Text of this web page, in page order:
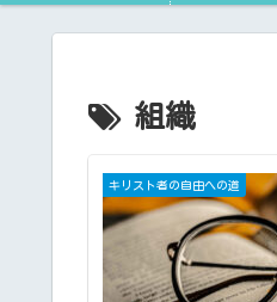
組織
キリスト者の自由への道